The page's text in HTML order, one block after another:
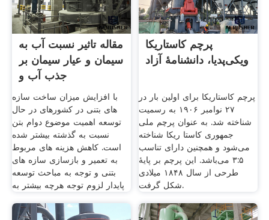
مقاله تاثیر نسبت آب به
سیمان و عیار سیمان بر
جذب آب و
با افزایش میزان ساخت سازه
های بتنی در کشورهای در حال
توسعه اهمیت موضوع دوام بتن
نسبت به گذشته بیشتر شده
است. کاهش هزینه های مربوط
به تعمیر و بازسازی سازه های
بتنی و توجه به مباحث توسعه
پایدار لزوم توجه هرچه بیشتر به
پرچم کاستاریکا
ویکی‌پدیا، دانشنامهٔ آزاد
پرچم کاستاریکا برای اولین بار در
۲۷ نوامبر ۱۹۰۶ به رسمیت
شناخته شد. به عنوان پرچم ملی
جمهوری کاستا ریکا شناخته
می‌شود و همچنین دارای تناسب
۳:۵ می‌باشد. این پرچم بر پایهٔ
طرحی از سال ۱۸۴۸ میلادی
شکل گرفت.